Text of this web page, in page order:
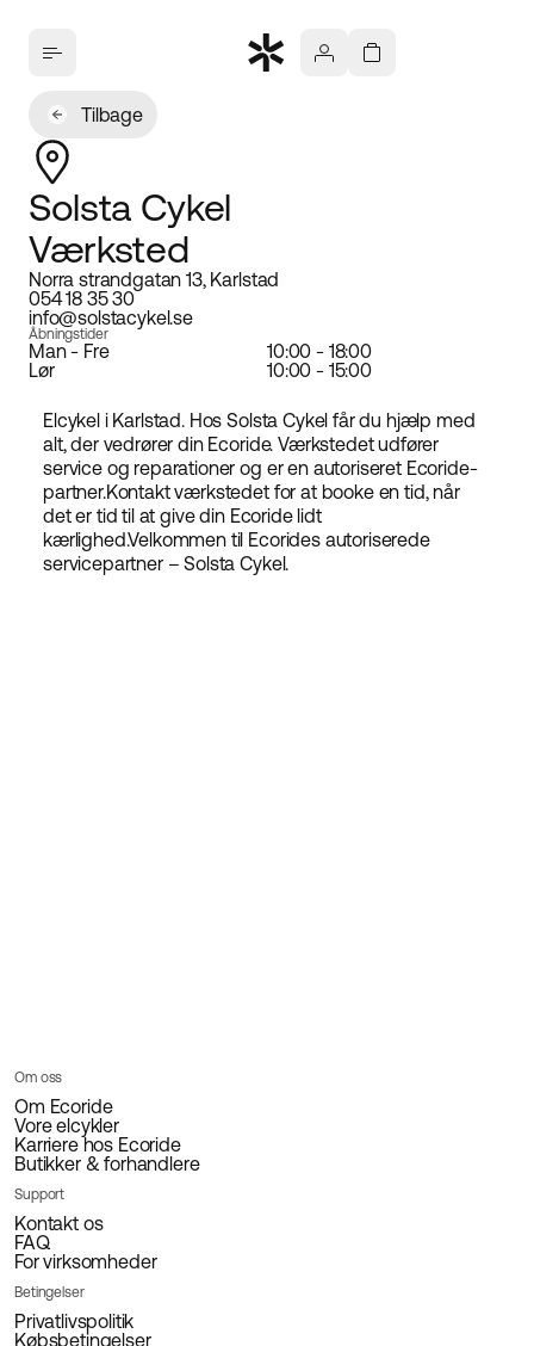
Tilbage
Solsta Cykel
Værksted
Norra strandgatan 13, Karlstad
054 18 35 30
info@solstacykel.se
Åbningstider
Man - Fre
10:00 - 18:00
Lør
10:00 - 15:00
Elcykel i Karlstad. Hos Solsta Cykel får du hjælp med
alt, der vedrører din Ecoride. Værkstedet udfører
service og reparationer og er en autoriseret Ecoride-
partner.Kontakt værkstedet for at booke en tid, når
det er tid til at give din Ecoride lidt
kærlighed.Velkommen til Ecorides autoriserede
servicepartner – Solsta Cykel.
Om oss
Om Ecoride
Vore elcykler
Karriere hos Ecoride
Butikker & forhandlere
Support
Kontakt os
FAQ
For virksomheder
Betingelser
Privatlivspolitik
Købsbetingelser